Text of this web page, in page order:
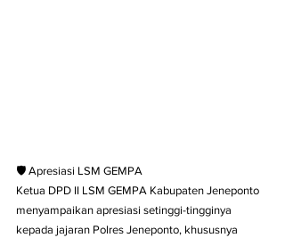
🛡️ Apresiasi LSM GEMPA
Ketua DPD II LSM GEMPA Kabupaten Jeneponto
menyampaikan apresiasi setinggi-tingginya
kepada jajaran Polres Jeneponto, khususnya